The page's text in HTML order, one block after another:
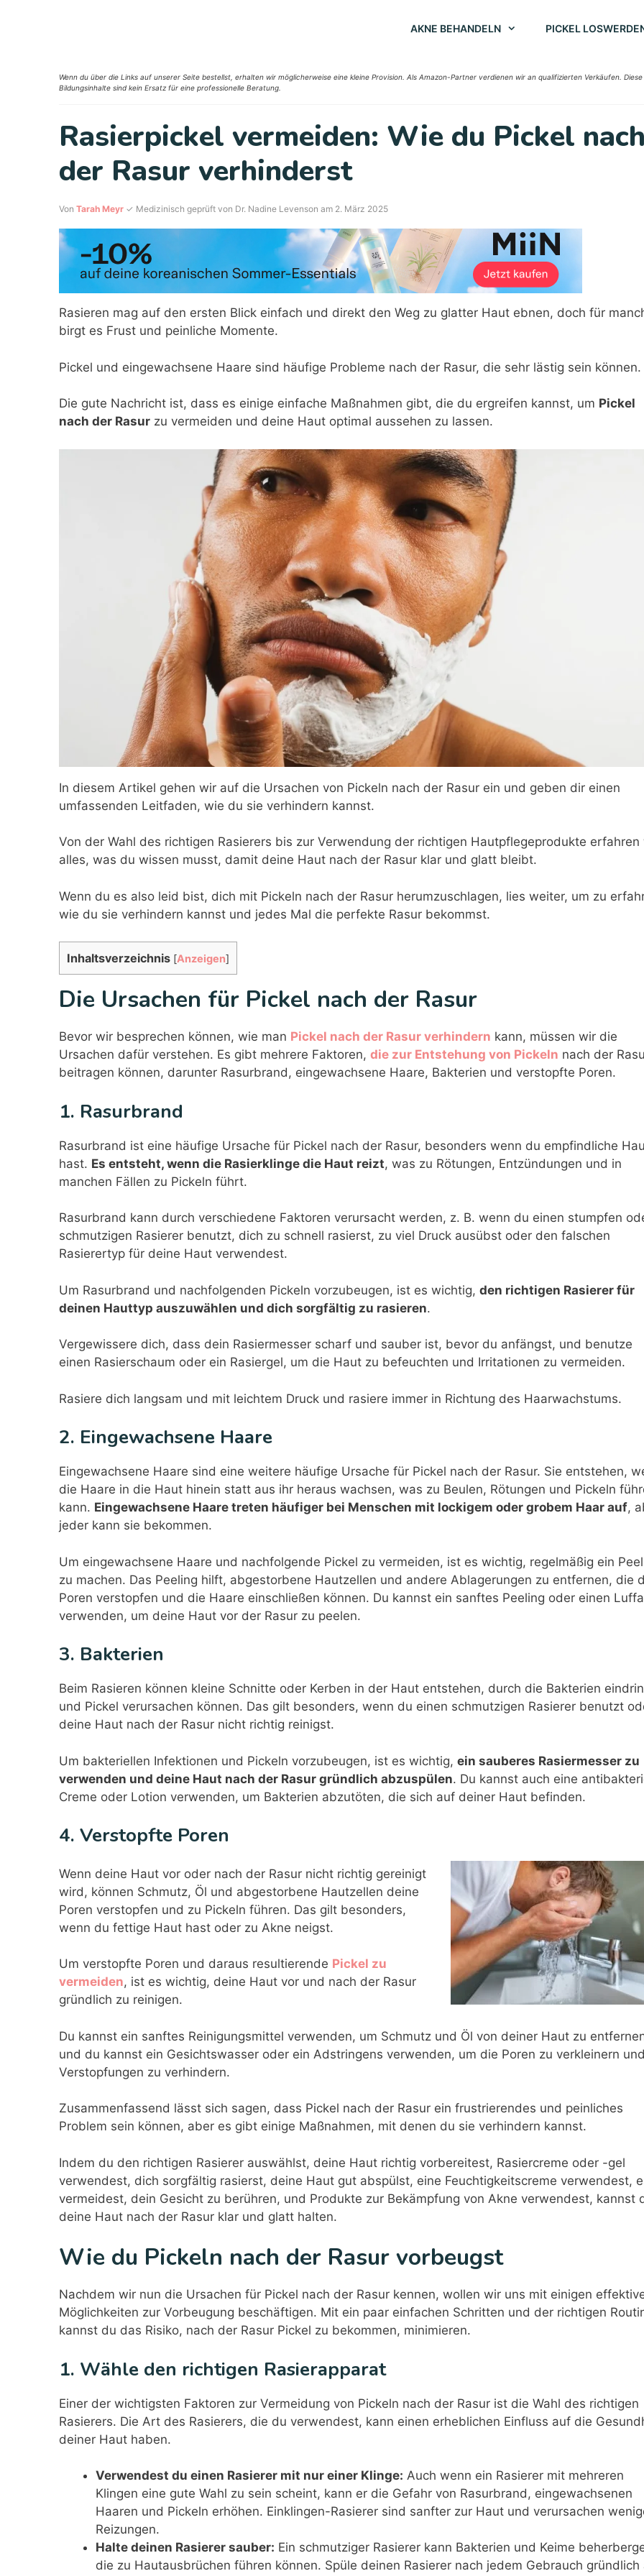
AKNE BEHANDELN PICKEL
Wenn du über die Links auf unserer Seite bestellst, erhalten wir möglicherweise eine kleine Provision. Als Amazon-Partner verdienen wir an qualifizierten Verkäufen. Diese
Bildungsinhalte sind kein Ersatz für eine professionelle Beratung.
Rasierpickel vermeiden: Wie du Pickel nach
der Rasur verhinderst
Von Tarah Meyr ✓ Medizinisch geprüft von Dr. Nadine Levenson am 2. März 2025
Rasieren mag auf den ersten Blick einfach und direkt den Weg zu glatter Haut ebnen, doch für
birgt es Frust und peinliche Momente.
Pickel und eingewachsene Haare sind häufige Probleme nach der Rasur, die sehr lästig sein können.
Die gute Nachricht ist, dass es einige einfache Maßnahmen gibt, die du ergreifen kannst, um Pickel
nach der Rasur zu vermeiden und deine Haut optimal aussehen zu lassen.
In diesem Artikel gehen wir auf die Ursachen von Pickeln nach der Rasur ein und geben dir einen
umfassenden Leitfaden, wie du sie verhindern kannst.
Von der Wahl des richtigen Rasierers bis zur Verwendung der richtigen Hautpflegeprodukte erfahren
alles, was du wissen musst, damit deine Haut nach der Rasur klar und glatt bleibt.
Wenn du es also leid bist, dich mit Pickeln nach der Rasur herumzuschlagen, lies weiter, um zu
wie du sie verhindern kannst und jedes Mal die perfekte Rasur bekommst.
Inhaltsverzeichnis [Anzeigen]
Die Ursachen für Pickel nach der Rasur
Bevor wir besprechen können, wie man Pickel nach der Rasur verhindern kann, müssen wir die
Ursachen dafür verstehen. Es gibt mehrere Faktoren, die zur Entstehung von Pickeln nach der
beitragen können, darunter Rasurbrand, eingewachsene Haare, Bakterien und verstopfte Poren.
1. Rasurbrand
Rasurbrand ist eine häufige Ursache für Pickel nach der Rasur, besonders wenn du empfindliche
hast. Es entsteht, wenn die Rasierklinge die Haut reizt, was zu Rötungen, Entzündungen und in
manchen Fällen zu Pickeln führt.
Rasurbrand kann durch verschiedene Faktoren verursacht werden, z. B. wenn du einen stumpfen
schmutzigen Rasierer benutzt, dich zu schnell rasierst, zu viel Druck ausübst oder den falschen
Rasierertyp für deine Haut verwendest.
Um Rasurbrand und nachfolgenden Pickeln vorzubeugen, ist es wichtig, den richtigen Rasierer für
deinen Hauttyp auszuwählen und dich sorgfältig zu rasieren.
Vergewissere dich, dass dein Rasiermesser scharf und sauber ist, bevor du anfängst, und benutze
einen Rasierschaum oder ein Rasiergel, um die Haut zu befeuchten und Irritationen zu vermeiden.
Rasiere dich langsam und mit leichtem Druck und rasiere immer in Richtung des Haarwachstums.
2. Eingewachsene Haare
Eingewachsene Haare sind eine weitere häufige Ursache für Pickel nach der Rasur. Sie entstehen,
die Haare in die Haut hinein statt aus ihr heraus wachsen, was zu Beulen, Rötungen und Pickeln
kann. Eingewachsene Haare treten häufiger bei Menschen mit lockigem oder grobem Haar auf,
jeder kann sie bekommen.
Um eingewachsene Haare und nachfolgende Pickel zu vermeiden, ist es wichtig, regelmäßig ein
zu machen. Das Peeling hilft, abgestorbene Hautzellen und andere Ablagerungen zu entfernen, die
Poren verstopfen und die Haare einschließen können. Du kannst ein sanftes Peeling oder einen Luffa
verwenden, um deine Haut vor der Rasur zu peelen.
3. Bakterien
Beim Rasieren können kleine Schnitte oder Kerben in der Haut entstehen, durch die Bakterien
und Pickel verursachen können. Das gilt besonders, wenn du einen schmutzigen Rasierer benutzt
deine Haut nach der Rasur nicht richtig reinigst.
Um bakteriellen Infektionen und Pickeln vorzubeugen, ist es wichtig, ein sauberes Rasiermesser zu
verwenden und deine Haut nach der Rasur gründlich abzuspülen. Du kannst auch eine
Creme oder Lotion verwenden, um Bakterien abzutöten, die sich auf deiner Haut befinden.
4. Verstopfte Poren
Wenn deine Haut vor oder nach der Rasur nicht richtig gereinigt
wird, können Schmutz, Öl und abgestorbene Hautzellen deine
Poren verstopfen und zu Pickeln führen. Das gilt besonders,
wenn du fettige Haut hast oder zu Akne neigst.
Um verstopfte Poren und daraus resultierende Pickel zu
vermeiden, ist es wichtig, deine Haut vor und nach der Rasur
gründlich zu reinigen.
Du kannst ein sanftes Reinigungsmittel verwenden, um Schmutz und Öl von deiner Haut zu
und du kannst ein Gesichtswasser oder ein Adstringens verwenden, um die Poren zu verkleinern und
Verstopfungen zu verhindern.
Zusammenfassend lässt sich sagen, dass Pickel nach der Rasur ein frustrierendes und peinliches
Problem sein können, aber es gibt einige Maßnahmen, mit denen du sie verhindern kannst.
Indem du den richtigen Rasierer auswählst, deine Haut richtig vorbereitest, Rasiercreme oder -gel
verwendest, dich sorgfältig rasierst, deine Haut gut abspülst, eine Feuchtigkeitscreme verwendest,
vermeidest, dein Gesicht zu berühren, und Produkte zur Bekämpfung von Akne verwendest, kannst
deine Haut nach der Rasur klar und glatt halten.
Wie du Pickeln nach der Rasur vorbeugst
Nachdem wir nun die Ursachen für Pickel nach der Rasur kennen, wollen wir uns mit einigen
Möglichkeiten zur Vorbeugung beschäftigen. Mit ein paar einfachen Schritten und der richtigen
kannst du das Risiko, nach der Rasur Pickel zu bekommen, minimieren.
1. Wähle den richtigen Rasierapparat
Einer der wichtigsten Faktoren zur Vermeidung von Pickeln nach der Rasur ist die Wahl des richtigen
Rasierers. Die Art des Rasierers, die du verwendest, kann einen erheblichen Einfluss auf die
deiner Haut haben.
Verwendest du einen Rasierer mit nur einer Klinge: Auch wenn ein Rasierer mit mehreren
Klingen eine gute Wahl zu sein scheint, kann er die Gefahr von Rasurbrand, eingewachsenen
Haaren und Pickeln erhöhen. Einklingen-Rasierer sind sanfter zur Haut und verursachen
Reizungen.
Halte deinen Rasierer sauber: Ein schmutziger Rasierer kann Bakterien und Keime
die zu Hautausbrüchen führen können. Spüle deinen Rasierer nach jedem Gebrauch gründlich